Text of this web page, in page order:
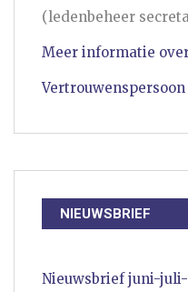
(ledenbeheer
Meer informatie
Vertrouwenspersoon
NIEUWSBRIEF
Nieuwsbrief juni-juli-